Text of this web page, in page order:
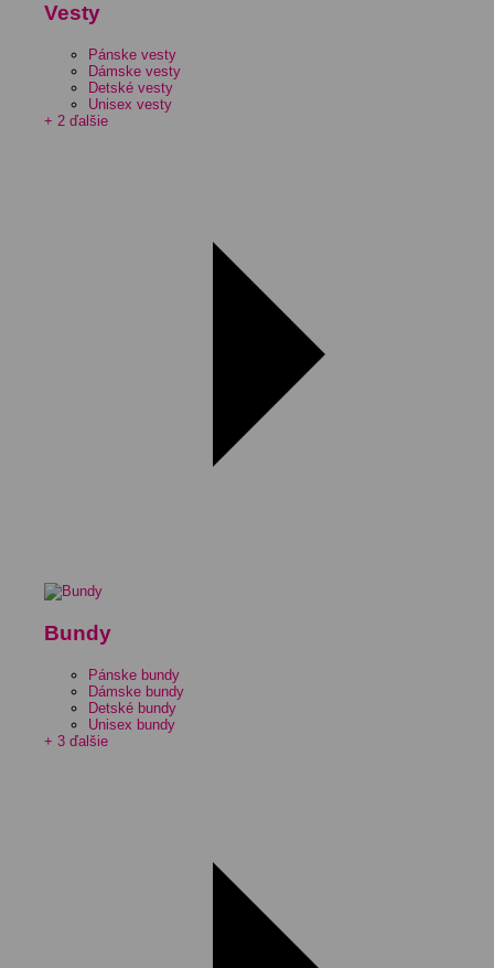
Vesty
Pánske vesty
Dámske vesty
Detské vesty
Unisex vesty
+ 2 ďalšie
Bundy
Pánske bundy
Dámske bundy
Detské bundy
Unisex bundy
+ 3 ďalšie